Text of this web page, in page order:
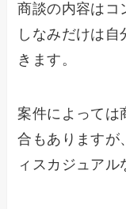
商談の内容はコ
しなみだけは
きます。
案件によっては
合もありますが
ィスカジュアル